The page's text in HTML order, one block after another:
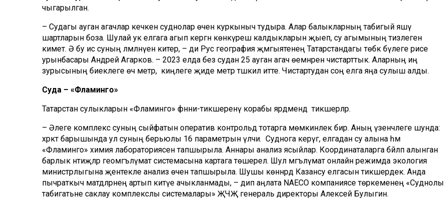
чыгарылган.
– Судагы ауган агачлар кечкенә суднолар өчен куркыныч тудыра. Алар балыкларның табигый яшәү
шартларын боза. Шулай ук елгага агып кергән көнкүреш калдыкларын җыеп, су агымының тизлеген
киметә. Ә бу исә суның ләмләнүенә китерә, – ди Рус география җәмгыятенең Татарстандагы төбәк бүлеге рәисе
урынбасары Андрей Агарков. – 2023 елда без судан 25 ауган агач өемнәрен чистарттык. Аларның иң
зурысының биеклеге өч метр, ә киңлеге җиде метр тәшкил итте. Чистартудан соң елга яңа сулыш алды.
Суда – «Фламинго»
Татарстан сулыкларын «Фламинго» фәнни-тикшеренү корабы ярдәмендә тикшерәләр.
– Әлеге комплекс суның сыйфатын оператив контрольдә тотарга мөмкинлек бирә. Аның үзенчәлеге шунда:
хәрәкәт барышында ул суның берьюлы 16 параметрын үлчи. Суднога керүгә, елгадан су алына һәм
«Фламинго» химия лабораториясенә тапшырыла. Аннары анализ ясыйлар. Координаталарга бәйләп алынган
барлык нәтиҗәләр геомәгълүмат системасына картага төшерелә. Шул мәгълүмат онлайн режимда экология
министрлыгына җентекле анализ өчен тапшырыла. Шушы көннәрдә Казансу елгасын тикшердек. Анда
пычраткыч матдәләрнең артып китүе ачыкланмады, – дип аңлата NAECO компаниясе төркеменең «Суднолы
табигатьне саклау комплекслы системалары» ҖЧҖ генераль директоры Алексей Булыгин.